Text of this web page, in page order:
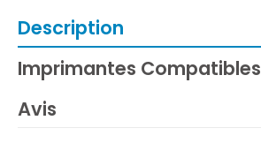
Description
Imprimantes Compatibles
Avis